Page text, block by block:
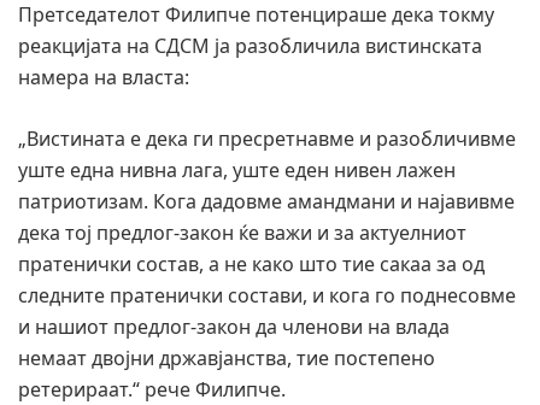
Претседателот Филипче потенцираше дека токму
реакцијата на СДСМ ја разобличила вистинската
намера на власта:
„Вистината е дека ги пресретнавме и разобличивме
уште една нивна лага, уште еден нивен лажен
патриотизам. Кога дадовме амандмани и најавивме
дека тој предлог-закон ќе важи и за актуелниот
пратенички состав, а не како што тие сакаа за од
следните пратенички состави, и кога го поднесовме
и нашиот предлог-закон да членови на влада
немаат двојни државјанства, тие постепено
ретерираат.“ рече Филипче.